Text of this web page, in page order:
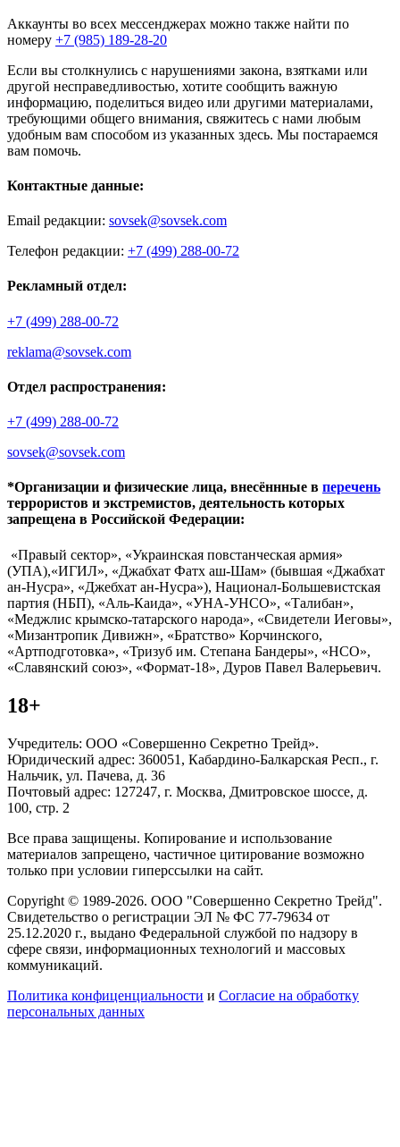
Аккаунты во всех мессенджерах можно также найти по
номеру +7 (985) 189-28-20
Если вы столкнулись с нарушениями закона, взятками или
другой несправедливостью, хотите сообщить важную
информацию, поделиться видео или другими материалами,
требующими общего внимания, свяжитесь с нами любым
удобным вам способом из указанных здесь. Мы постараемся
вам помочь.
Контактные данные:
Email редакции: sovsek@sovsek.com
Телефон редакции: +7 (499) 288-00-72
Рекламный отдел:
+7 (499) 288-00-72
reklama@sovsek.com
Отдел распространения:
+7 (499) 288-00-72
sovsek@sovsek.com
*Организации и физические лица, внесённные в перечень
террористов и экстремистов, деятельность которых
запрещена в Российской Федерации:
«Правый сектор», «Украинская повстанческая армия»
(УПА),«ИГИЛ», «Джабхат Фатх аш-Шам» (бывшая «Джабхат
ан-Нусра», «Джебхат ан-Нусра»), Национал-Большевистская
партия (НБП), «Аль-Каида», «УНА-УНСО», «Талибан»,
«Меджлис крымско-татарского народа», «Свидетели Иеговы»,
«Мизантропик Дивижн», «Братство» Корчинского,
«Артподготовка», «Тризуб им. Степана Бандеры», «НСО»,
«Славянский союз», «Формат-18», Дуров Павел Валерьевич.
18+
Учредитель: ООО «Совершенно Секретно Трейд».
Юридический адрес: 360051, Кабардино-Балкарская Респ., г.
Нальчик, ул. Пачева, д. 36
Почтовый адрес: 127247, г. Москва, Дмитровское шоссе, д.
100, стр. 2
Все права защищены. Копирование и использование
материалов запрещено, частичное цитирование возможно
только при условии гиперссылки на сайт.
Copyright © 1989-2026. ООО "Совершенно Секретно Трейд".
Свидетельство о регистрации ЭЛ № ФС 77-79634 от
25.12.2020 г., выдано Федеральной службой по надзору в
сфере связи, информационных технологий и массовых
коммуникаций.
Политика конфиценциальности и Согласие на обработку
персональных данных